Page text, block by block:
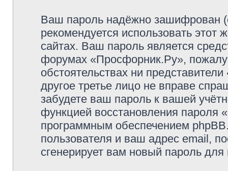
Ваш пароль надёжно зашифрован
рекомендуется использовать этот
сайтах. Ваш пароль является
форумах «Просфорник.Ру»,
обстоятельствах ни
другое третье лицо не вправе
забудете ваш пароль к вашей
функцией восстановления пароля
программным обеспечением
пользователя и ваш адрес email,
сгенерирует вам новый пароль